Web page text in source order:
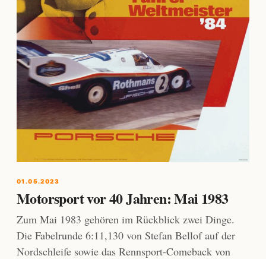
01.05.2023
Motorsport vor 40 Jahren: Mai 1983
Zum Mai 1983 gehören im Rückblick zwei Dinge.
Die Fabelrunde 6:11,130 von Stefan Bellof auf der
Nordschleife sowie das Rennsport-Comeback von